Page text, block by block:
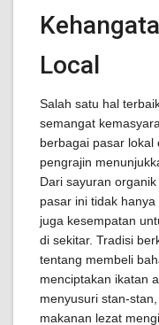
Local
Salah satu hal
semangat
berbagai pasar lokal
pengrajin
Dari sayuran
pasar ini tidak
juga kesempatan
di sekitar. Tradisi
tentang membeli
menciptakan ikatan
menyusuri stan-
makanan lezat